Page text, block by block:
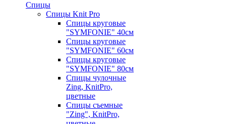
Спицы
Спицы Knit Pro
Спицы круговые
"SYMFONIE" 40см
Спицы круговые
"SYMFONIE" 60см
Спицы круговые
"SYMFONIE" 80см
Спицы чулочные
Zing, KnitPro,
цветные
Спицы съемные
"Zing", KnitPro,